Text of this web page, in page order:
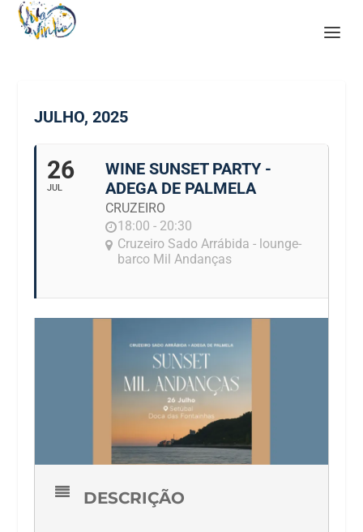
JULHO, 2025
26
JUL
WINE SUNSET PARTY -
ADEGA DE PALMELA
CRUZEIRO
18:00 - 20:30
Cruzeiro Sado Arrábida - lounge-
barco Mil Andanças
DESCRIÇÃO